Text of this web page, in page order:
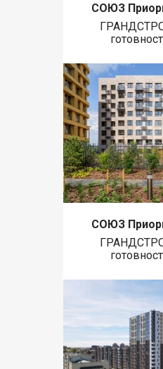
СОЮЗ
СОЮЗ